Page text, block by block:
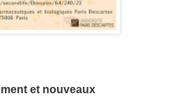
et nouveaux